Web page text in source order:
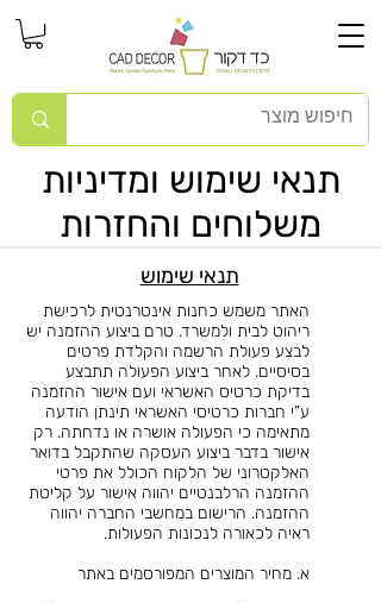
תנאי שימוש ומדיניות
משלוחים והחזרות
תנאי שימוש
האתר משמש כחנות אינטרנטית לרכישת
ריהוט לבית ולמשרד. טרם ביצוע ההזמנה יש
לבצע פעולת הרשמה והקלדת פרטים
בסיסיים. לאחר ביצוע הפעולה תתבצע
בדיקת כרטיס האשראי ועם אישור ההזמנה
ע”י חברות כרטיסי האשראי תינתן הודעה
מתאימה כי הפעולה אושרה או נדחתה. רק
אישור בדבר ביצוע העסקה שהתקבל בדואר
האלקטרוני של הלקוח הכולל את פרטי
ההזמנה הרלבנטיים יהווה אישור על קליטת
ההזמנה. הרישום במחשבי החברה יהווה
ראיה לכאורה לנכונות הפעולות.
​א. מחיר המוצרים המפורסמים באתר